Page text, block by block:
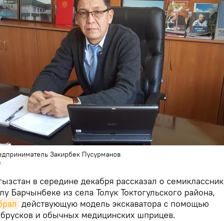
Закирбек Пусурманов
в середине декабря рассказал о
Барчынбеке из села Толук Токтогульского района,
действующую модель экскаватора с помощью
и обычных медицинских шприцев.